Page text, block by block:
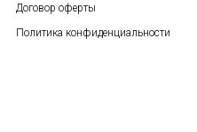
Договор оферты
Политика конфиденциальности